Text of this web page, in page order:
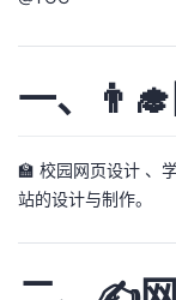
者
堂
的
我
支
我
技
的
一、
🏫 校园网页设计 、
站的设计与制作。